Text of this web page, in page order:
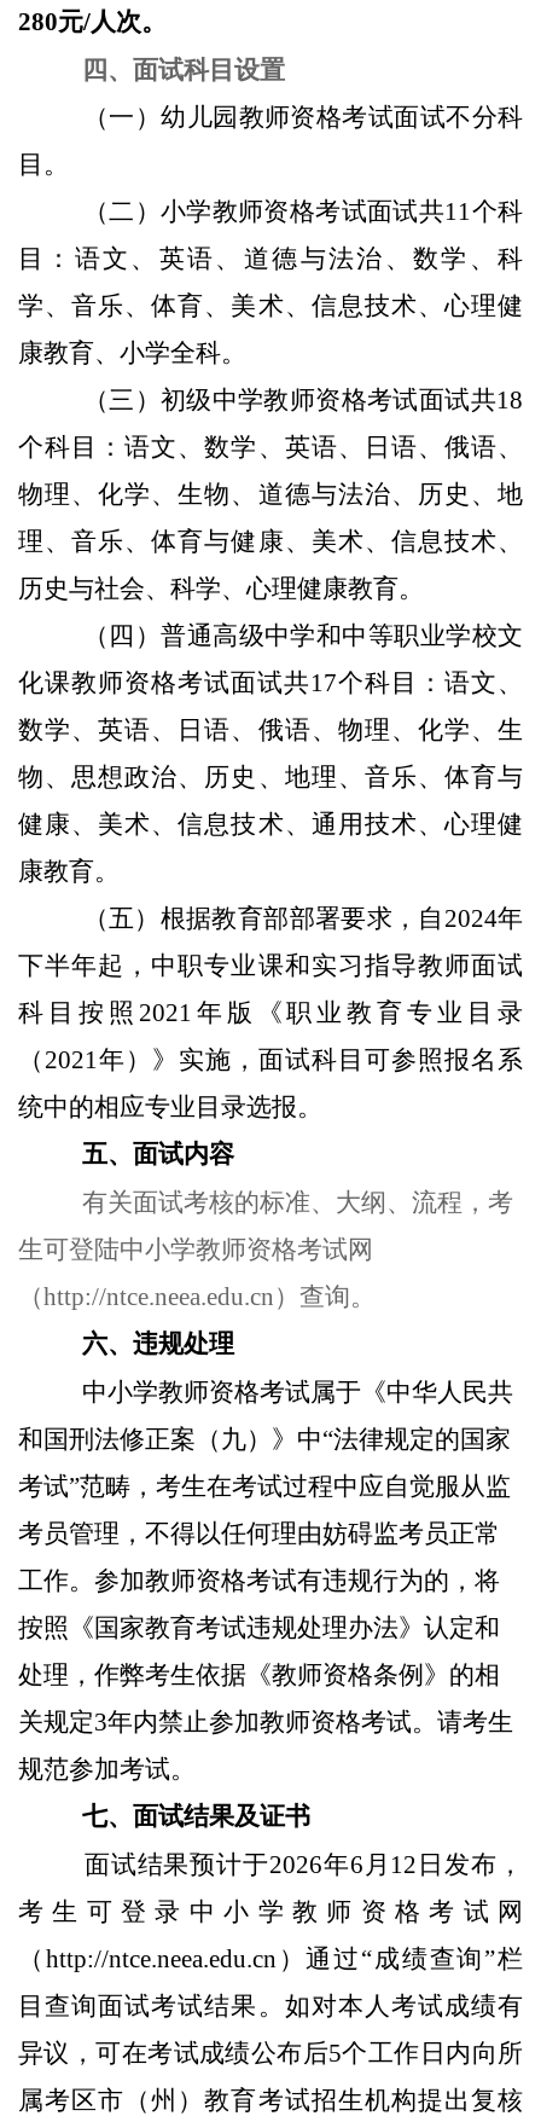
280元/人次。
四、面试科目设置
（一）幼儿园教师资格考试面试不分科
目。
（二）小学教师资格考试面试共11个科
目：语文、英语、道德与法治、数学、科
学、音乐、体育、美术、信息技术、心理健
康教育、小学全科。
（三）初级中学教师资格考试面试共18
个科目：语文、数学、英语、日语、俄语、
物理、化学、生物、道德与法治、历史、地
理、音乐、体育与健康、美术、信息技术、
历史与社会、科学、心理健康教育。
（四）普通高级中学和中等职业学校文
化课教师资格考试面试共17个科目：语文、
数学、英语、日语、俄语、物理、化学、生
物、思想政治、历史、地理、音乐、体育与
健康、美术、信息技术、通用技术、心理健
康教育。
（五）根据教育部部署要求，自2024年
下半年起，中职专业课和实习指导教师面试
科目按照2021年版《职业教育专业目录
（2021年）》实施，面试科目可参照报名系
统中的相应专业目录选报。
五、面试内容
有关面试考核的标准、大纲、流程，考
生可登陆中小学教师资格考试网
（http://ntce.neea.edu.cn）查询。
六、违规处理
中小学教师资格考试属于《中华人民共
和国刑法修正案（九）》中“法律规定的国家
考试”范畴，考生在考试过程中应自觉服从监
考员管理，不得以任何理由妨碍监考员正常
工作。参加教师资格考试有违规行为的，将
按照《国家教育考试违规处理办法》认定和
处理，作弊考生依据《教师资格条例》的相
关规定3年内禁止参加教师资格考试。请考生
规范参加考试。
七、面试结果及证书
面试结果预计于2026年6月12日发布，
考生可登录中小学教师资格考试网
（http://ntce.neea.edu.cn）通过“成绩查询”栏
目查询面试考试结果。如对本人考试成绩有
异议，可在考试成绩公布后5个工作日内向所
属考区市（州）教育考试招生机构提出复核